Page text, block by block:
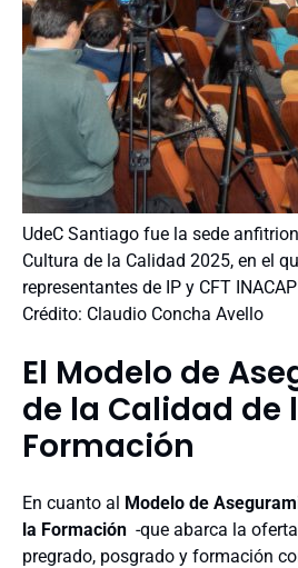
UdeC Santiago fue la sede
Cultura de la Calidad 2025, en el
representantes de IP y CFT
Crédito: Claudio Concha Avello
El Modelo de
de la Calidad de
Formación
En cuanto al Modelo de
la Formación -que abarca la
pregrado, posgrado y formación